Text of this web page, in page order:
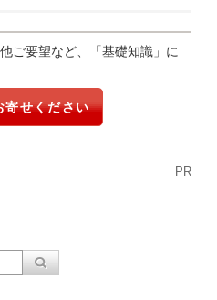
ご要望など、「基礎知識」に
寄せください
PR